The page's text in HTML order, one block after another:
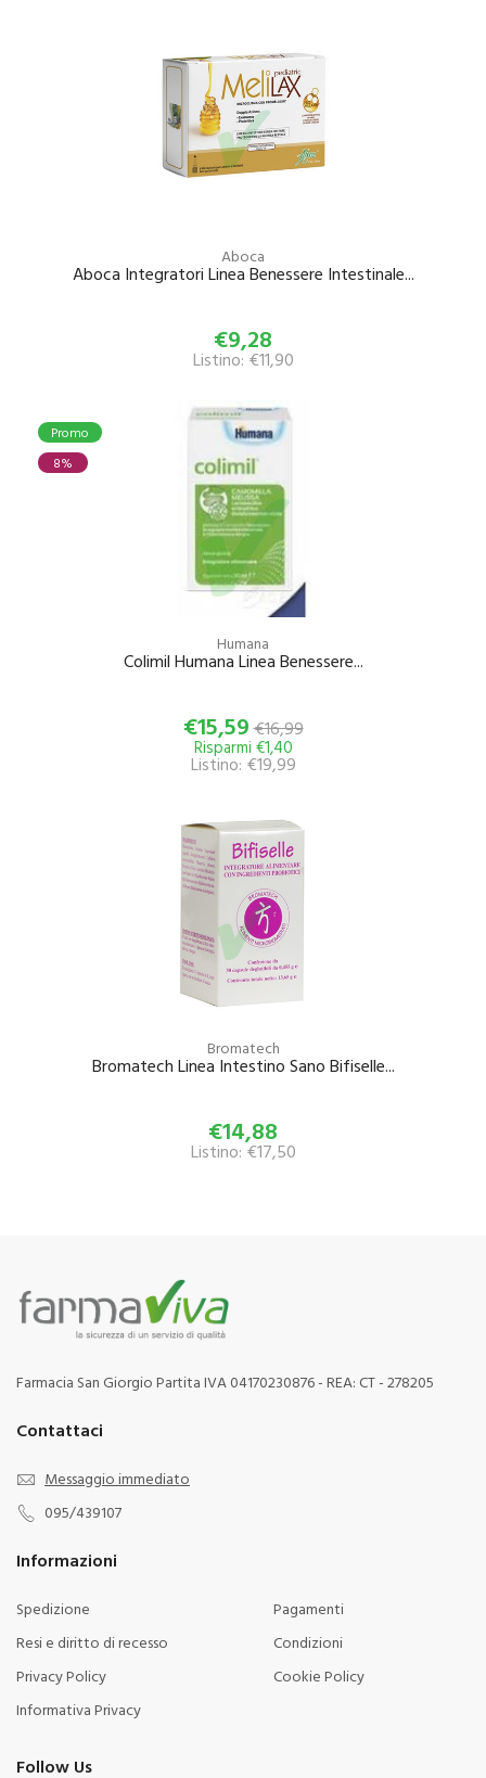
Aboca
Aboca Integratori Linea Benessere Intestinale...
€9,28
Listino: €11,90
Promo
8%
Humana
Colimil Humana Linea Benessere...
€15,59€16,99
Risparmi €1,40
Listino: €19,99
Bromatech
Bromatech Linea Intestino Sano Bifiselle...
€14,88
Listino: €17,50
Farmacia San Giorgio Partita IVA 04170230876 - REA: CT - 278205
Contattaci
Messaggio immediato
095/439107
Informazioni
Spedizione
Pagamenti
Resi e diritto di recesso
Condizioni
Privacy Policy
Cookie Policy
Informativa Privacy
Follow Us